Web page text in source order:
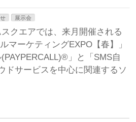
展示会
クエアでは、来月開催される
マーケティングEXPO【春】」
」と「SMS自
ドサービスを中心に関連するソ